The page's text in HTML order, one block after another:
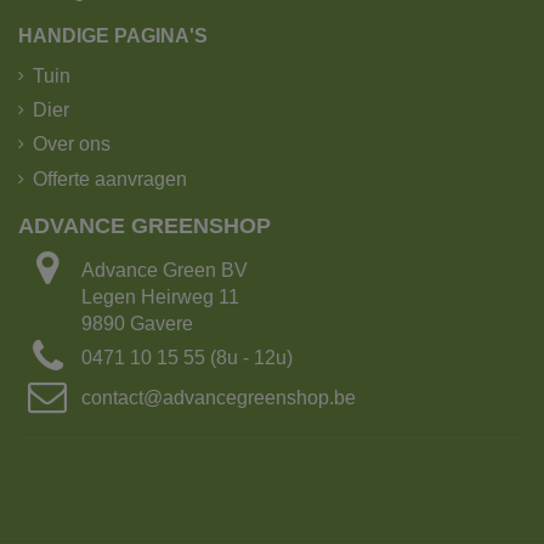
De kipoplegger heeft het grootste laadvermogen!
Laadvermogen: 25 ton of 15m³ grond
Aantal Big bags: 15
Breedte: 2.70m
Met kraanarm
HANDIGE PAGINA'S
Tuin
Dier
Over ons
Offerte aanvragen
ADVANCE GREENSHOP
Advance Green BV
Legen Heirweg 11
9890 Gavere
0471 10 15 55 (8u - 12u)
contact@advancegreenshop.be